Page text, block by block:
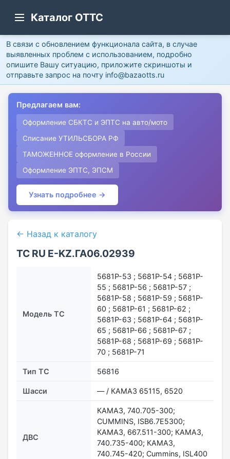
Каталог ОТТС
В связи с обновлением функционала сайта, в случае
выявленных проблем с использованием, подробно
опишите Вашу ситуацию, приложите скриншоты и
отправьте запрос на почту info@bazaotts.ru
Предлагаем вам:
Оформление СБКТС и ЭПТС на авто/мото
Списание УТИЛЬСБОРА РФ
ТАМОЖЕННОЕ оформление в России
Оформление ЭПТС, ЭПСМ
Узнать подробнее →
← Назад к каталогу
ТС RU Е-KZ.ГА06.02939
Модель ТС
5681P-53 ; 5681P-54 ; 5681P-
55 ; 5681P-56 ; 5681P-57 ;
5681P-58 ; 5681P-59 ; 5681P-
60 ; 5681P-61 ; 5681P-62 ;
5681P-63 ; 5681P-64 ; 5681P-
65 ; 5681P-66 ; 5681P-67 ;
5681P-68 ; 5681P-69 ; 5681P-
70 ; 5681P-71
Тип ТС 56816
Шасси — / КАМАЗ 65115, 6520
ДВС
КАМАЗ, 740.705-300;
CUMMINS, ISB6.7E5300;
КАМАЗ, 667.511-300; КАМАЗ,
740.735-400; КАМАЗ,
740.745-420; Cummins, ISL400